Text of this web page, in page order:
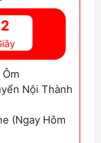
0
Nội Thành
(Ngay Hôm